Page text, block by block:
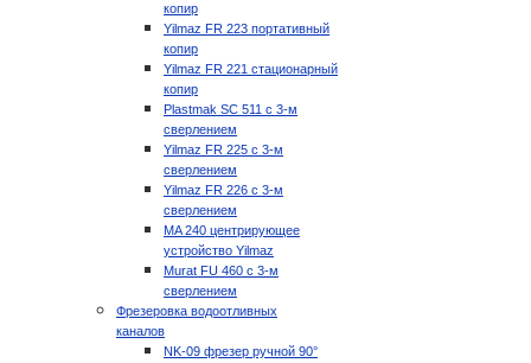
копир
Yilmaz FR 223 портативный
копир
Yilmaz FR 221 стационарный
копир
Plastmak SC 511 с 3-м
сверлением
Yilmaz FR 225 с 3-м
сверлением
Yilmaz FR 226 с 3-м
сверлением
MA 240 центрирующее
устройство Yilmaz
Murat FU 460 с 3-м
сверлением
Фрезеровка водоотливных
каналов
NK-09 фрезер ручной 90°